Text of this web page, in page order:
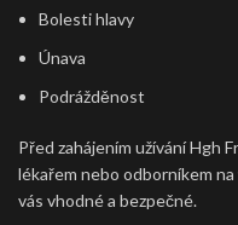
Bolesti hlavy
Únava
Podrážděnost
Před zahájením užívání Hgh
lékařem nebo odborníkem
vás vhodné a bezpečné.